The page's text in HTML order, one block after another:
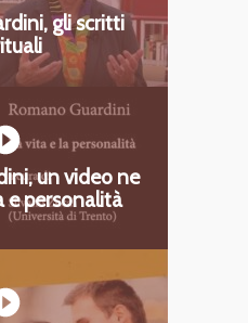
gli scritti
un video ne
e personalità